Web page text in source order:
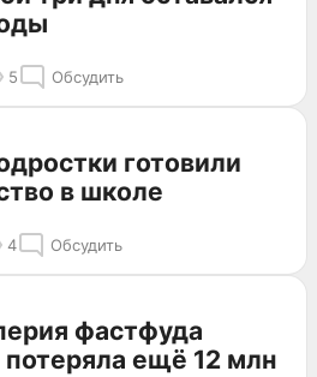
5 Обсудить
готовили
в школе
4 Обсудить
фастфуда
ещё 12 млн